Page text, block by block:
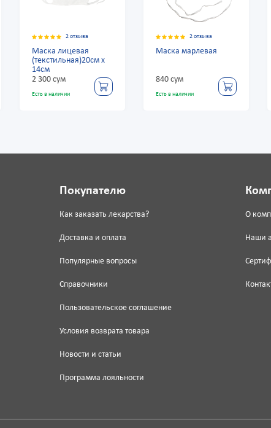
2 отзыва
Маска лицевая
(текстильная)20см х
Есть в наличии
2 отзыва
Маска марлевая
Есть в наличии Есть в
Покупателю
Как заказать лекарства?
Доставка и оплата
Популярные вопросы
Справочники
Пользовательское соглашение
Условия возврата товара
Новости и статьи
Программа лояльности
О
Наши